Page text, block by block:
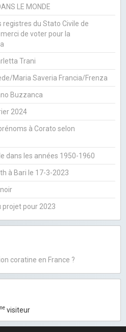
LE MONDE
du Stato Civile de
de voter pour la
Trani
Maria Saveria Francia/Frenza
Buzzanca
2024
à Corato selon
dans les années 1950-1960
à Bari le 17-3-2023
projet pour 2023
coratine en France ?
visiteur